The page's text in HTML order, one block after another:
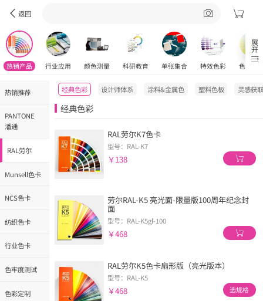
返回
热销产品 行业应用 颜色测量 科研教育 单张集合 特效色彩 色彩工
展开
热销推荐
PANTONE
潘通
RAL劳尔
Munsell色卡
NCS色卡
纺织色卡
行业色卡
色牢度测试
色彩定制
经典色彩 设计师体系 涂料&金属色 塑料色板 灵感获
经典色彩
RAL劳尔K7色卡
型号：RAL-K7
￥138
劳尔RAL-K5 亮光面-限量版100周年纪念封
面
型号：RAL-K5gl-100
￥468
RAL劳尔K5色卡扇形版（亮光版本）
型号：RAL-K5
￥468 选规格